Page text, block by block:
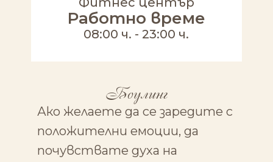
Работно време
08:00 ч. - 23:00 ч.
Боулинг
Ако желаете да се заредите с
положителни емоции, да
почувствате духа на